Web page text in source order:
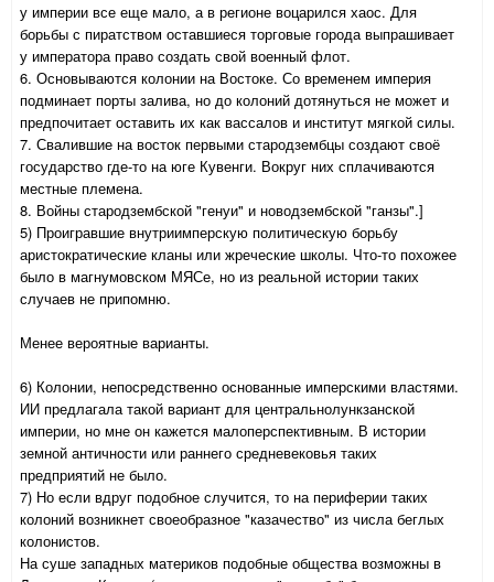
у империи все еще мало, а в регионе воцарился хаос. Для
борьбы с пиратством оставшиеся торговые города выпрашивает
у императора право создать свой военный флот.
6. Основываются колонии на Востоке. Со временем империя
подминает порты залива, но до колоний дотянуться не может и
предпочитает оставить их как вассалов и институт мягкой силы.
7. Свалившие на восток первыми стародзембцы создают своё
государство где-то на юге Кувенги. Вокруг них сплачиваются
местные племена.
8. Войны стародзембской "генуи" и новодзембской "ганзы".]
5) Проигравшие внутриимперскую политическую борьбу
аристократические кланы или жреческие школы. Что-то похожее
было в магнумовском МЯСе, но из реальной истории таких
случаев не припомню.
Менее вероятные варианты.
6) Колонии, непосредственно основанные имперскими властями.
ИИ предлагала такой вариант для центральнолункзанской
империи, но мне он кажется малоперспективным. В истории
земной античности или раннего средневековья таких
предприятий не было.
7) Но если вдруг подобное случится, то на периферии таких
колоний возникнет своеобразное "казачество" из числа беглых
колонистов.
На суше западных материков подобные общества возможны в